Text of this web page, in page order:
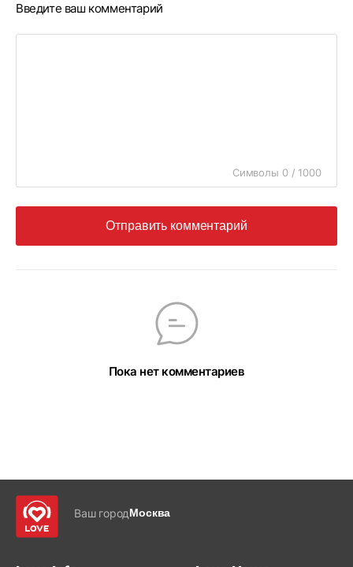
Введите ваш комментарий
Символы 0 / 1000
Отправить комментарий
Пока нет комментариев
Ваш городМосква